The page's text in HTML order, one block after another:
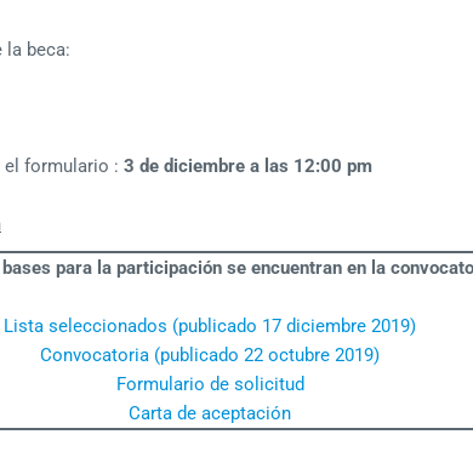
la beca:
el formulario : 3 de diciembre a las 12:00 pm
para la participación se encuentran en la
Lista seleccionados (publicado 17 diciembre 2019)
Convocatoria (publicado 22 octubre 2019)
Formulario de solicitud
Carta de aceptación